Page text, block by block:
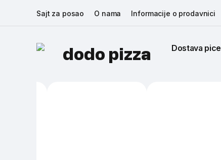
Sajt za posao O nama Informacije o prodavnici
dodo pizza Dostava pice